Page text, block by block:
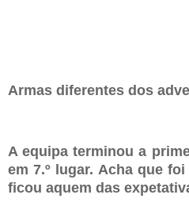
Armas diferentes dos
A equipa terminou a
em 7.º lugar. Acha que
ficou aquem das